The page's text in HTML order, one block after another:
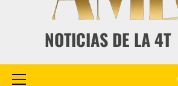
NOTICIAS DE LA 4T